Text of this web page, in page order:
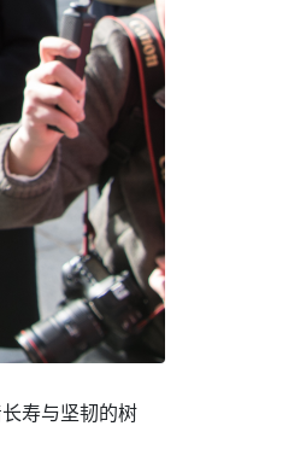
寿与坚韧的树